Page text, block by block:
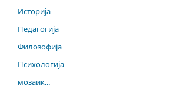
Историја
Педагогија
Филозофија
Психологија
мозаик...